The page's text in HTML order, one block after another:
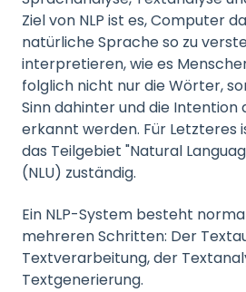
Ziel von NLP ist es, Computer
natürliche Sprache so zu
interpretieren, wie es
folglich nicht nur die Wörter,
Sinn dahinter und die Intention
erkannt werden. Für Letzteres
das Teilgebiet "Natural
(NLU) zuständig.
Ein NLP-System besteht
mehreren Schritten: Der
Textverarbeitung, der
Textgenerierung.